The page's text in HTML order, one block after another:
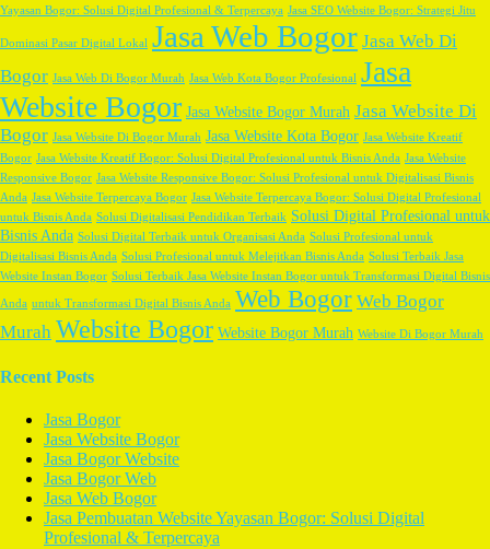
Yayasan Bogor: Solusi Digital Profesional & Terpercaya Jasa SEO Website Bogor: Strategi Jitu
Dominasi Pasar Digital Lokal Jasa Web Bogor Jasa Web Di
Bogor Jasa Web Di Bogor Murah Jasa Web Kota Bogor Profesional Jasa
Website Bogor Jasa Website Bogor Murah Jasa Website Di
Bogor Jasa Website Di Bogor Murah Jasa Website Kota Bogor Jasa Website Kreatif
Bogor Jasa Website Kreatif Bogor: Solusi Digital Profesional untuk Bisnis Anda Jasa Website
Responsive Bogor Jasa Website Responsive Bogor: Solusi Profesional untuk Digitalisasi Bisnis
Anda Jasa Website Terpercaya Bogor Jasa Website Terpercaya Bogor: Solusi Digital Profesional
untuk Bisnis Anda Solusi Digitalisasi Pendidikan Terbaik Solusi Digital Profesional untuk
Bisnis Anda Solusi Digital Terbaik untuk Organisasi Anda Solusi Profesional untuk
Digitalisasi Bisnis Anda Solusi Profesional untuk Melejitkan Bisnis Anda Solusi Terbaik Jasa
Website Instan Bogor Solusi Terbaik Jasa Website Instan Bogor untuk Transformasi Digital Bisnis
Anda untuk Transformasi Digital Bisnis Anda Web Bogor Web Bogor
Murah Website Bogor Website Bogor Murah Website Di Bogor Murah
Recent Posts
Jasa Bogor
Jasa Website Bogor
Jasa Bogor Website
Jasa Bogor Web
Jasa Web Bogor
Jasa Pembuatan Website Yayasan Bogor: Solusi Digital
Profesional & Terpercaya